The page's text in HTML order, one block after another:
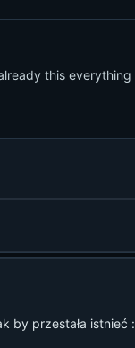
this
by przestała istnieć